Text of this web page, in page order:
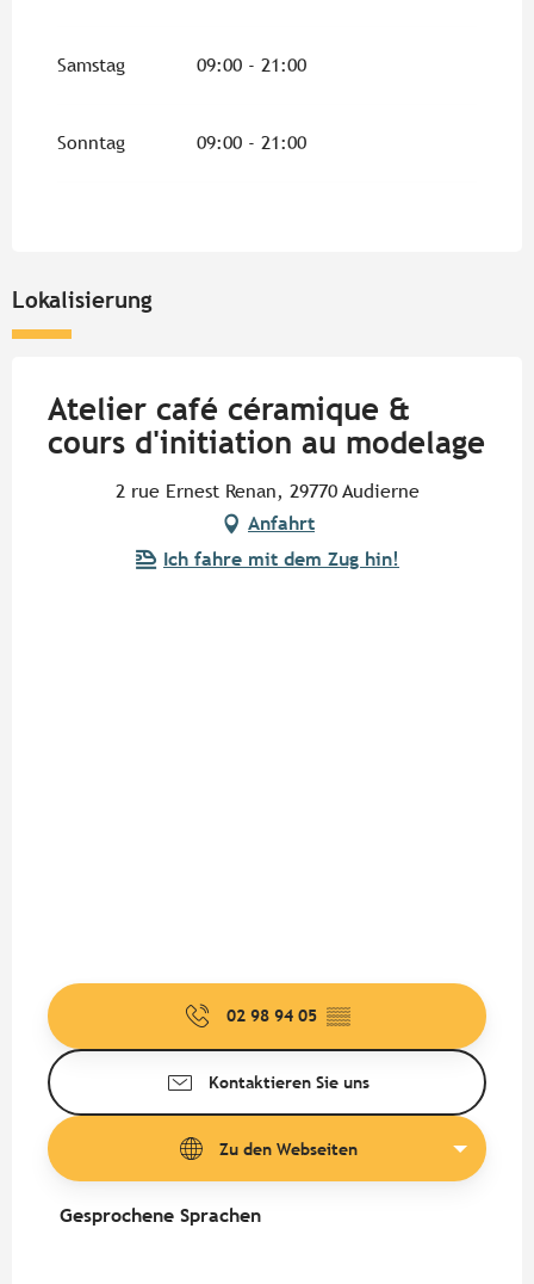
Samstag 09:00 - 21:00
Sonntag 09:00 - 21:00
Lokalisierung
Atelier café céramique &
cours d'initiation au modelage
2 rue Ernest Renan, 29770 Audierne
Anfahrt
Ich fahre mit dem Zug hin!
02 98 94 05 ▒▒
Kontaktieren Sie uns
Zu den Webseiten
Gesprochene Sprachen
Gesprochene Sprachen